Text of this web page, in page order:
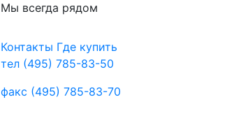
Мы всегда рядом
Контакты Где купить
тел (495) 785-83-50
факс (495) 785-83-70